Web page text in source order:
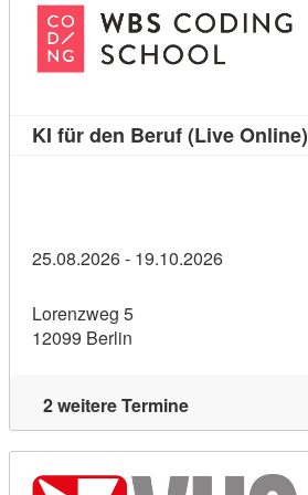
KI für den Beruf (Live Online)
25.08.2026 - 19.10.2026
Lorenzweg 5
12099 Berlin
2 weitere Termine